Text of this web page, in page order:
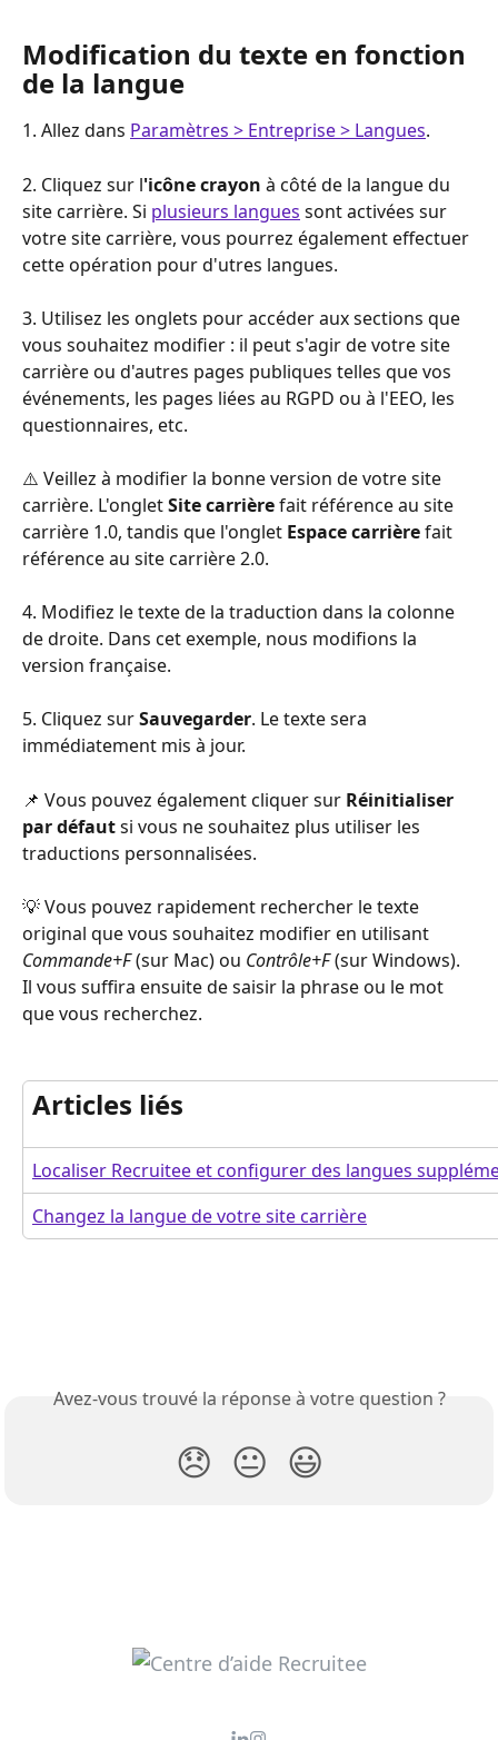
Modification du texte en fonction
de la langue
1. Allez dans Paramètres > Entreprise > Langues.
2. Cliquez sur l'icône crayon à côté de la langue du
site carrière. Si plusieurs langues sont activées sur
votre site carrière, vous pourrez également effectuer
cette opération pour d'utres langues.
3. Utilisez les onglets pour accéder aux sections que
vous souhaitez modifier : il peut s'agir de votre site
carrière ou d'autres pages publiques telles que vos
événements, les pages liées au RGPD ou à l'EEO, les
questionnaires, etc.
⚠️ Veillez à modifier la bonne version de votre site
carrière. L'onglet Site carrière fait référence au site
carrière 1.0, tandis que l'onglet Espace carrière fait
référence au site carrière 2.0.
4. Modifiez le texte de la traduction dans la colonne
de droite. Dans cet exemple, nous modifions la
version française.
5. Cliquez sur Sauvegarder. Le texte sera
immédiatement mis à jour.
📌 Vous pouvez également cliquer sur Réinitialiser
par défaut si vous ne souhaitez plus utiliser les
traductions personnalisées.
💡 Vous pouvez rapidement rechercher le texte
original que vous souhaitez modifier en utilisant
Commande+F (sur Mac) ou Contrôle+F (sur Windows).
Il vous suffira ensuite de saisir la phrase ou le mot
que vous recherchez.
Articles liés
Localiser Recruitee et configurer des langues
Changez la langue de votre site carrière
Avez-vous trouvé la réponse à votre question ?
😞 😐 😃